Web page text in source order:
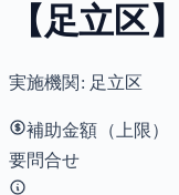
【足立区
実施機関: 足立区
補助金額（上限）
要問合せ